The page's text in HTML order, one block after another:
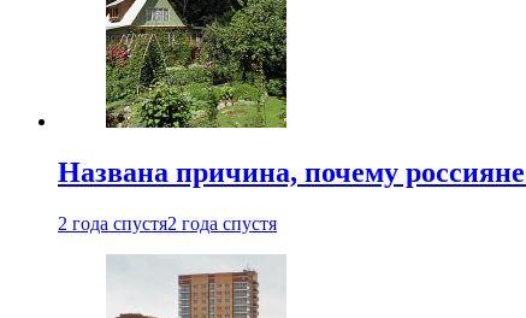
Названа причина, почему
2 года спустя2 года спустя